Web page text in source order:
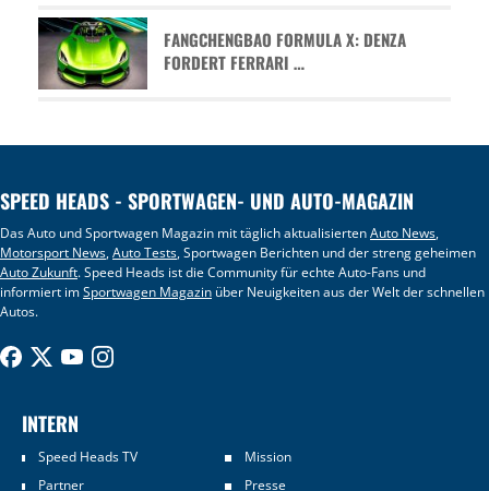
FANGCHENGBAO FORMULA X: DENZA
FORDERT FERRARI …
SPEED HEADS - SPORTWAGEN- UND AUTO-MAGAZIN
Das Auto und Sportwagen Magazin mit täglich aktualisiertenAuto News,
Motorsport News,Auto Tests, Sportwagen Berichten und der streng geheimen
Auto Zukunft. Speed Heads ist die Community für echte Auto-Fans und
informiert imSportwagen Magazin über Neuigkeiten aus der Welt der schnellen
Autos.
INTERN
Speed Heads TV
Mission
Partner
Presse